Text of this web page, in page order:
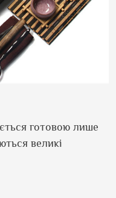
готовою лише
великі